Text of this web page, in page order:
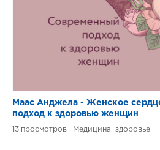
Маас Анджела - Женское
подход к здоровью женщин
13 Медицина, здоровье